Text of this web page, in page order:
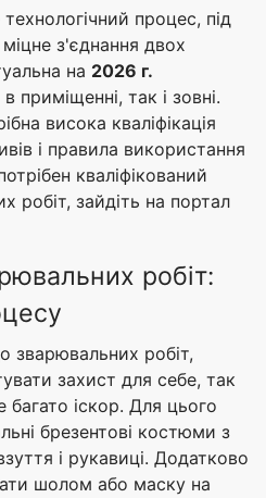
процес, під
з'єднання двох
на 2026 г.
так і зовні.
висока кваліфікація
і правила використання
кваліфікований
робіт, зайдіть на портал
робіт:
зварювальних робіт,
захист для себе, так
багато іскор. Для цього
брезентові костюми з
і рукавиці. Додатково
шолом або маску на